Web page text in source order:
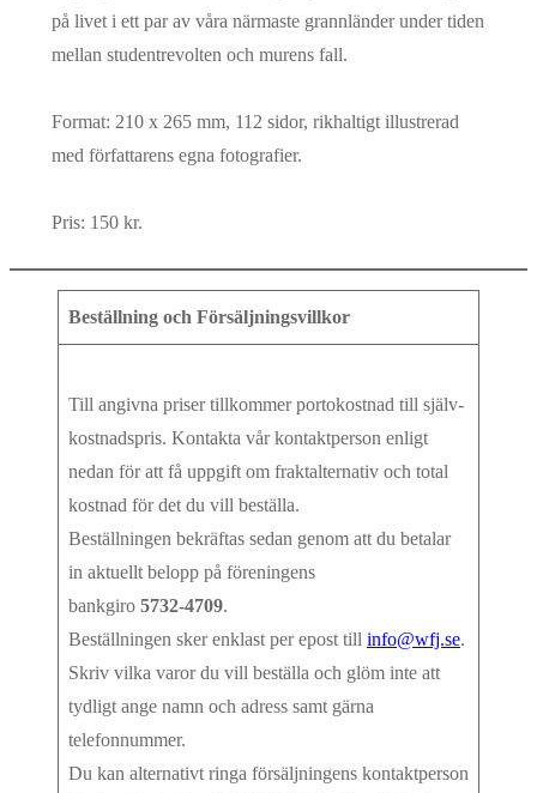
på livet i ett par av våra närmaste grannländer under tiden
mellan studentrevolten och murens fall.
Format: 210 x 265 mm, 112 sidor, rikhaltigt illustrerad
med författarens egna fotografier.
Pris: 150 kr.
Beställning och Försäljningsvillkor
Till angivna priser tillkommer porto­kostnad till själv­
kostnads­pris. Kontakta vår kontaktperson enligt
nedan för att få uppgift om frakt­alter­nativ och total
kostnad för det du vill beställa.
Beställ­ningen bekräftas sedan genom att du betalar
in aktuellt belopp på föreningens
bankgiro 5732‑4709.
Beställningen sker enklast per epost till info@wfj.se.
Skriv vilka varor du vill beställa och glöm inte att
tydligt ange namn och adress samt gärna
telefonnummer.
Du kan alternativt ringa försäljningens kontaktperson